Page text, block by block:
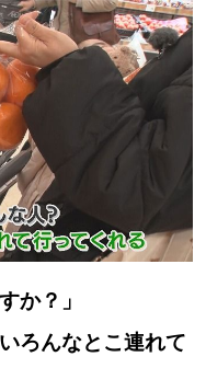
マガジン
か？」
ろんなとこ連れて